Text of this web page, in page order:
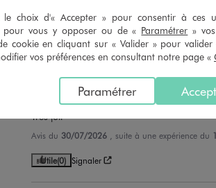
Avis du 31/07/2026 , suite à une expérience du
Utile (0) Signaler
5/5
Avis vérifié et récompensé
Très joli
Avis du 30/07/2026 , suite à une expérience du
Utile(0) Signaler
le choix d'« Accepter » pour consentir à ces
pour vous y opposer ou de « Paramétrer »
cookie en cliquant sur « Valider » pour
vos préférences en consultant notre page «
Paramétrer